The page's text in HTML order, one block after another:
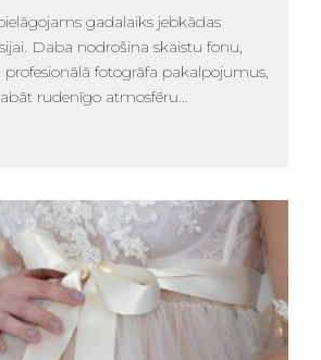
gadalaiks jebkādas
Daba nodrošina skaistu fonu,
fotogrāfa pakalpojumus,
rudenīgo atmosfēru...